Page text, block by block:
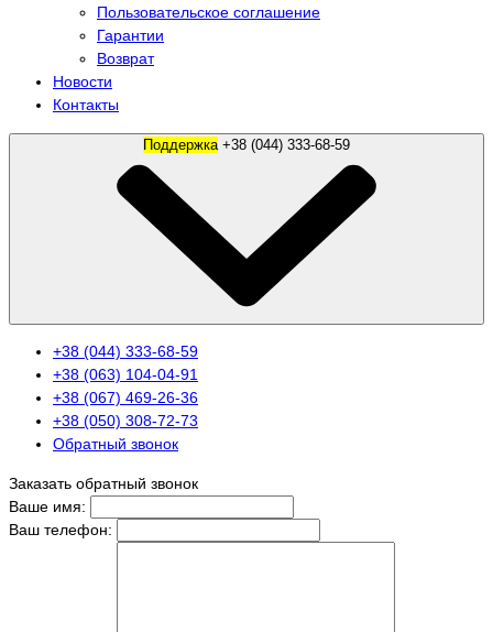
Пользовательское соглашение
Гарантии
Возврат
Новости
Контакты
Поддержка
+38 (044) 333-68-59
+38 (063) 104-04-91
+38 (067) 469-26-36
+38 (050) 308-72-73
Обратный звонок
Заказать обратный звонок
Ваше имя:
Ваш телефон: